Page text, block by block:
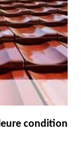
condition